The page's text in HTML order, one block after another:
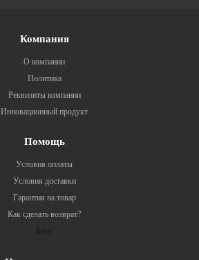
Компания
О компании
Политика
Реквизиты компании
Инновационный продукт
Помощь
Условия оплаты
Условия доставки
Гарантия на товар
Как сделать возврат?
Блог